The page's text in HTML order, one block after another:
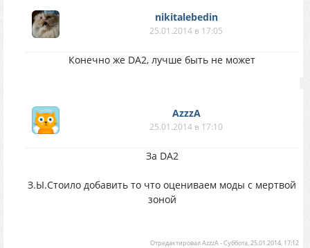
nikitalebedin
25.01.2014 в 17:05
Конечно же DA2, лучше быть не может
AzzzA
25.01.2014 в 17:10
За DA2
З.Ы.Стоило добавить то что оцениваем моды с мертвой
зоной
ОтредактировалAzzzA-Суббота, 25.01.2014, 17:12